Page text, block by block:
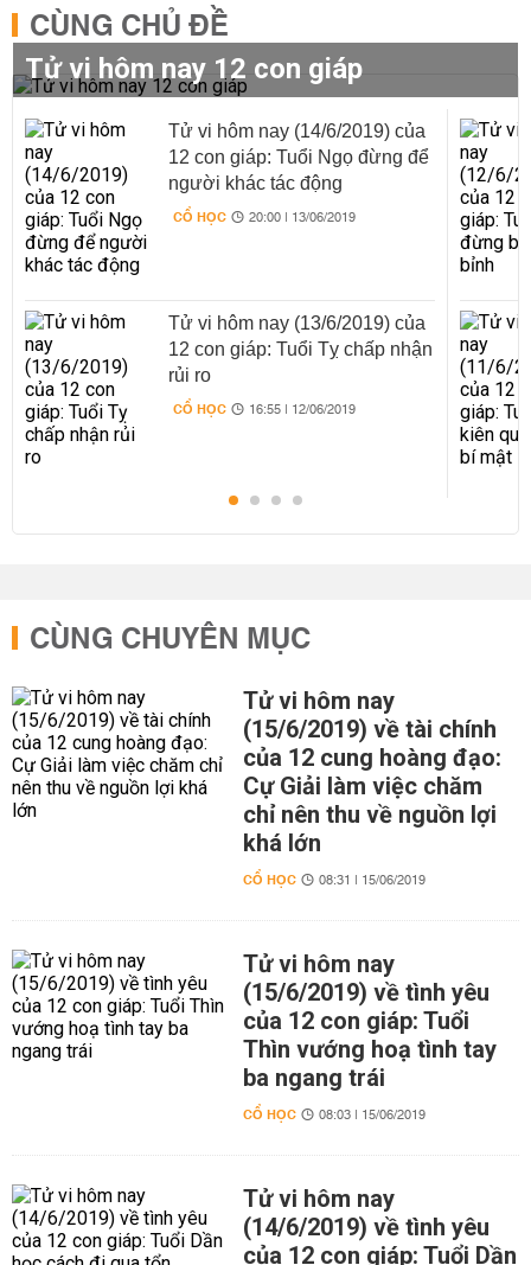
CÙNG CHỦ ĐỀ
Tử vi hôm nay 12 con giáp
Tử vi hôm nay (14/6/2019) của
12 con giáp: Tuổi Ngọ đừng để
người khác tác động
CỔ HỌC 20:00 | 13/06/2019
Tử vi hôm nay (13/6/2019) của
12 con giáp: Tuổi Tỵ chấp nhận
rủi ro
CỔ HỌC 16:55 | 12/06/2019
CÙNG CHUYÊN MỤC
Tử vi hôm nay
(15/6/2019) về tài chính
của 12 cung hoàng đạo:
Cự Giải làm việc chăm
chỉ nên thu về nguồn lợi
khá lớn
CỔ HỌC 08:31 | 15/06/2019
Tử vi hôm nay
(15/6/2019) về tình yêu
của 12 con giáp: Tuổi
Thìn vướng hoạ tình tay
ba ngang trái
CỔ HỌC 08:03 | 15/06/2019
Tử vi hôm nay
(14/6/2019) về tình yêu
của 12 con giáp: Tuổi Dần